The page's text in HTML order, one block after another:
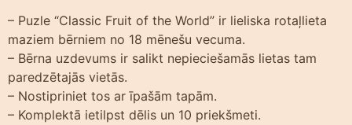
– Puzle “Classic Fruit of the World” ir lieliska rotaļlieta
maziem bērniem no 18 mēnešu vecuma.
– Bērna uzdevums ir salikt nepieciešamās lietas tam
paredzētajās vietās.
– Nostipriniet tos ar īpašām tapām.
– Komplektā ietilpst dēlis un 10 priekšmeti.